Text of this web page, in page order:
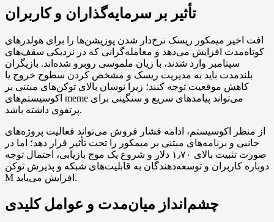
تأثیر بر سرمایه‌گذاران و کاربران
افت اخیر میمکور ریسک نرخ‌دار شدن پوزیشن‌ها را برای هولدرهای
کوتاه‌مدت افزایش می‌دهد و معامله‌گرانی که در نزدیکی سقف‌های
سپتامبر وارد شدند، با زیان ملموسی روبرو شده‌اند. بازیگران
بلندمدت باید به مدیریت ریسک و مشخص کردن سطوح خروج یا
کاهش موقعیت توجه کنند؛ زیرا نوسان بالای توکن‌های مبتنی بر
اکوسیستم‌های meme می‌تواند پیامدهای سریع و سنگینی برای
پرتفوی داشته باشد.
از منظر اکوسیستم، ادامه فشار فروش می‌تواند فعالیت پروژه‌های
جانبی و برنامه‌های مبتنی بر میمکور را تحت تأثیر قرار دهد؛ اما در
صورت تثبیت بالای ۱٫۷۰ دلار و شروع یک موج بازیابی، احتمال توجه
دوباره کاربران و توسعه‌دهندگان به قابلیت‌های شبکه و پذیرش توکن
M افزایش می‌یابد.
چشم‌انداز میان‌مدت و عوامل کلیدی